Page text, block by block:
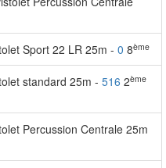
Sport 22 LR 25m - 0 8ème
standard 25m - 516 2ème
Percussion Centrale 25m